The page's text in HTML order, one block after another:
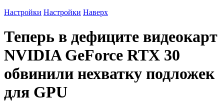
Настройки Настройки Наверх
Теперь в дефиците видеокарт
NVIDIA GeForce RTX 30
обвинили нехватку подложек
для GPU